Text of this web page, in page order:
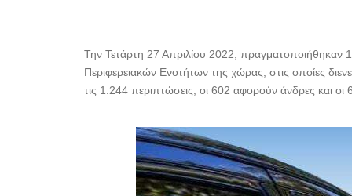
Την Τετάρτη 27 Απριλίου 2022, πραγματοποιήθηκαν
Περιφερειακών Ενοτήτων της χώρας, στις οποίες
τις 1.244 περιπτώσεις, οι 602 αφορούν άνδρες και